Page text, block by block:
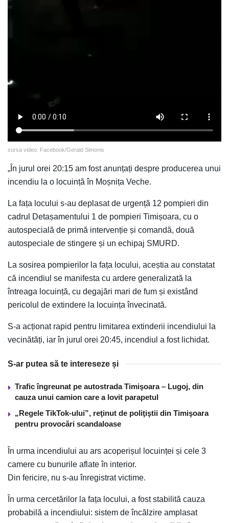
sursa video: Facebook/Gerald Simonis
„În jurul orei 20:15 am fost anunțați despre producerea unui
incendiu la o locuință în Moșnița Veche.
La fața locului s-au deplasat de urgență 12 pompieri din
cadrul Detașamentului 1 de pompieri Timișoara, cu o
autospecială de primă intervenție și comandă, două
autospeciale de stingere și un echipaj SMURD.
La sosirea pompierilor la fața locului, aceștia au constatat
că incendiul se manifesta cu ardere generalizată la
întreaga locuință, cu degajări mari de fum și existând
pericolul de extindere la locuința învecinată.
S-a acționat rapid pentru limitarea extinderii incendiului la
vecinătăți, iar în jurul orei 20:45, incendiul a fost lichidat.
S-ar putea să te intereseze și
Trafic îngreunat pe autostrada Timişoara – Lugoj, din
cauza unui camion care a lovit parapetul
„Regele TikTok-ului”, reţinut de poliţiştii din Timişoara
pentru provocări scandaloase
În urma incendiului au ars acoperișul locuinței și cele 3
camere cu bunurile aflate în interior.
Din fericire, nu s-au înregistrat victime.
În urma cercetărilor la fața locului, a fost stabilită cauza
probabilă a incendiului: sistem de încălzire amplasat